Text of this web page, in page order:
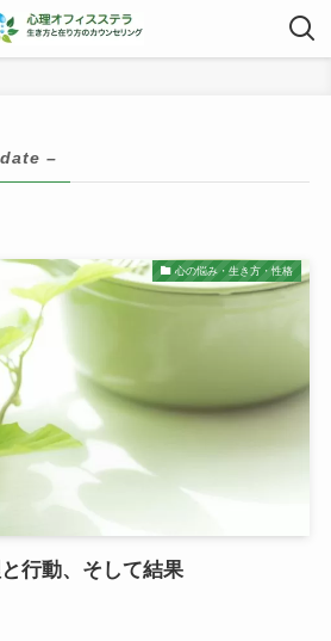
–
心の悩み・生き方・性格
行動、そして結果